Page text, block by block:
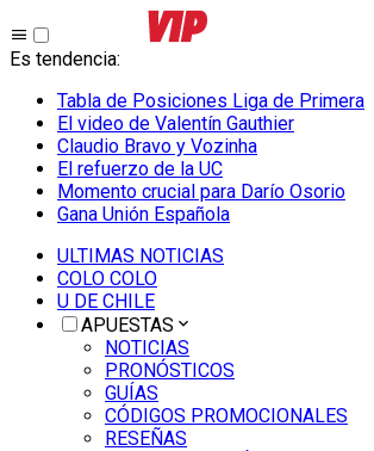
Es tendencia:
Tabla de Posiciones Liga de Primera
El video de Valentín Gauthier
Claudio Bravo y Vozinha
El refuerzo de la UC
Momento crucial para Darío Osorio
Gana Unión Española
ULTIMAS NOTICIAS
COLO COLO
U DE CHILE
APUESTAS
NOTICIAS
PRONÓSTICOS
GUÍAS
CÓDIGOS PROMOCIONALES
RESEÑAS